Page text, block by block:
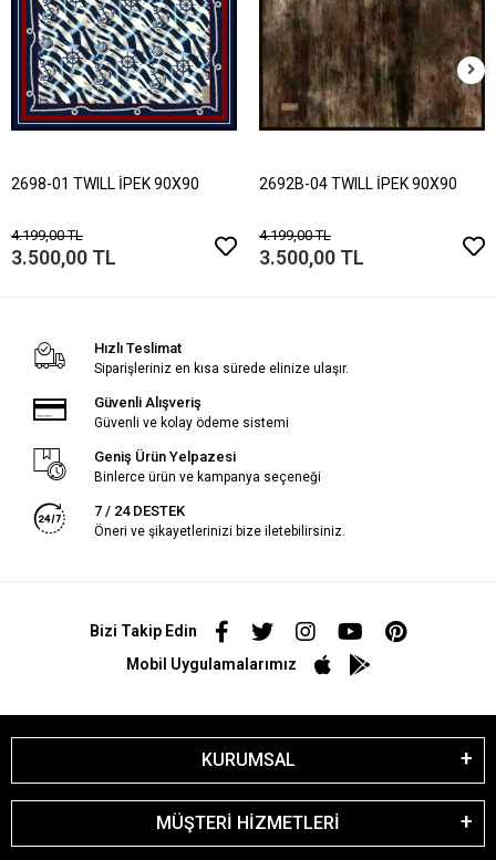
2698-01 TWILL İPEK 90X90
4.199,00 TL
3.500,00 TL
2692B-04 TWILL İPEK 90X90
4.199,00 TL
3.500,00 TL
Hızlı Teslimat
Siparişleriniz en kısa sürede elinize ulaşır.
Güvenli Alışveriş
Güvenli ve kolay ödeme sistemi
Geniş Ürün Yelpazesi
Binlerce ürün ve kampanya seçeneği
7 / 24 DESTEK
Öneri ve şikayetlerinizi bize iletebilirsiniz.
Bizi Takip Edin
Mobil Uygulamalarımız
KURUMSAL
MÜŞTERİ HİZMETLERİ